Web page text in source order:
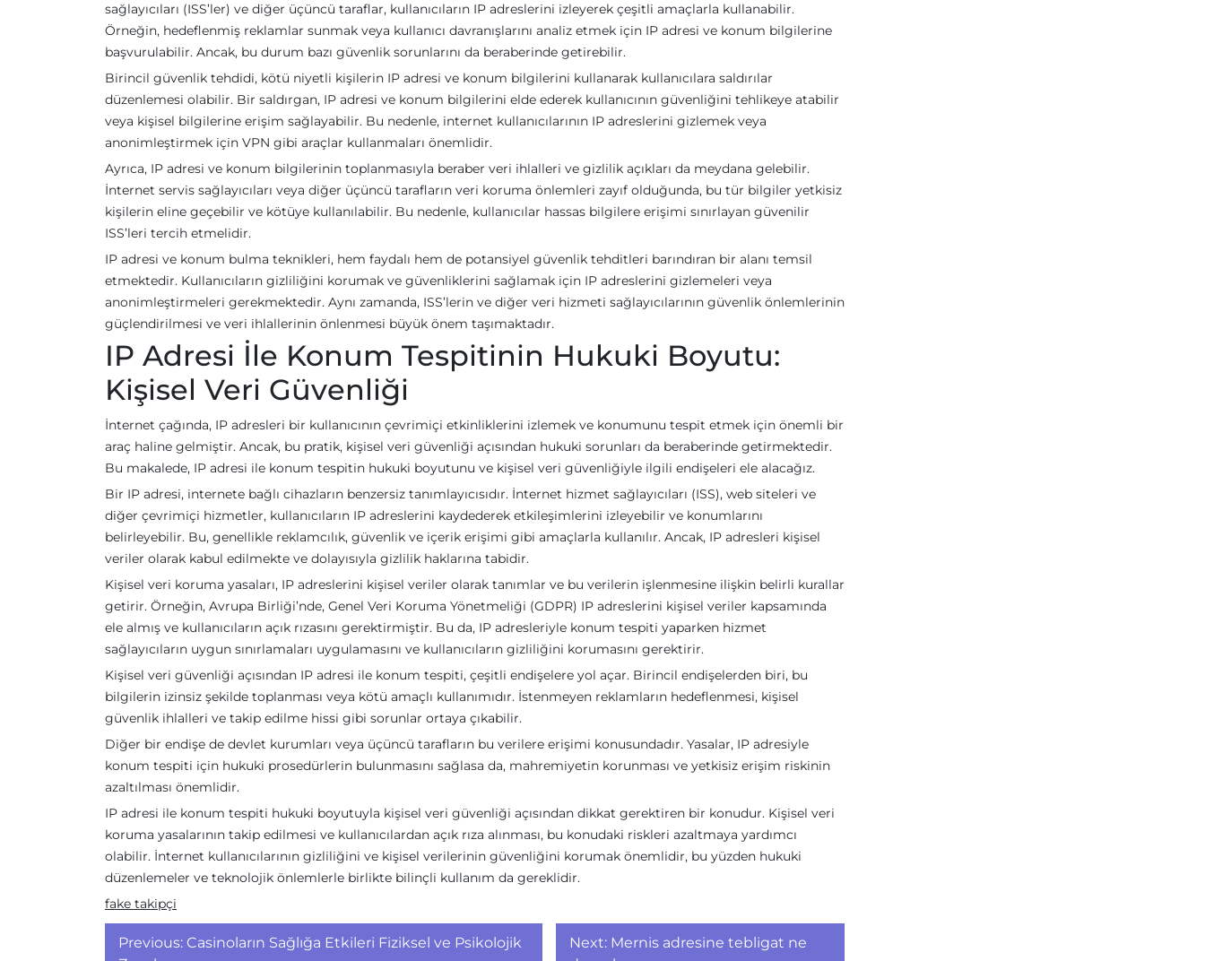
sağlayıcıları (ISS’ler) ve diğer üçüncü taraflar, kullanıcıların IP adreslerini izleyerek çeşitli amaçlarla kullanabilir.
Örneğin, hedeflenmiş reklamlar sunmak veya kullanıcı davranışlarını analiz etmek için IP adresi ve konum bilgilerine
başvurulabilir. Ancak, bu durum bazı güvenlik sorunlarını da beraberinde getirebilir.
Birincil güvenlik tehdidi, kötü niyetli kişilerin IP adresi ve konum bilgilerini kullanarak kullanıcılara saldırılar
düzenlemesi olabilir. Bir saldırgan, IP adresi ve konum bilgilerini elde ederek kullanıcının güvenliğini tehlikeye atabilir
veya kişisel bilgilerine erişim sağlayabilir. Bu nedenle, internet kullanıcılarının IP adreslerini gizlemek veya
anonimleştirmek için VPN gibi araçlar kullanmaları önemlidir.
Ayrıca, IP adresi ve konum bilgilerinin toplanmasıyla beraber veri ihlalleri ve gizlilik açıkları da meydana gelebilir.
İnternet servis sağlayıcıları veya diğer üçüncü tarafların veri koruma önlemleri zayıf olduğunda, bu tür bilgiler yetkisiz
kişilerin eline geçebilir ve kötüye kullanılabilir. Bu nedenle, kullanıcılar hassas bilgilere erişimi sınırlayan güvenilir
ISS’leri tercih etmelidir.
IP adresi ve konum bulma teknikleri, hem faydalı hem de potansiyel güvenlik tehditleri barındıran bir alanı temsil
etmektedir. Kullanıcıların gizliliğini korumak ve güvenliklerini sağlamak için IP adreslerini gizlemeleri veya
anonimleştirmeleri gerekmektedir. Aynı zamanda, ISS’lerin ve diğer veri hizmeti sağlayıcılarının güvenlik önlemlerinin
güçlendirilmesi ve veri ihlallerinin önlenmesi büyük önem taşımaktadır.
IP Adresi İle Konum Tespitinin Hukuki Boyutu:
Kişisel Veri Güvenliği
İnternet çağında, IP adresleri bir kullanıcının çevrimiçi etkinliklerini izlemek ve konumunu tespit etmek için önemli bir
araç haline gelmiştir. Ancak, bu pratik, kişisel veri güvenliği açısından hukuki sorunları da beraberinde getirmektedir.
Bu makalede, IP adresi ile konum tespitin hukuki boyutunu ve kişisel veri güvenliğiyle ilgili endişeleri ele alacağız.
Bir IP adresi, internete bağlı cihazların benzersiz tanımlayıcısıdır. İnternet hizmet sağlayıcıları (ISS), web siteleri ve
diğer çevrimiçi hizmetler, kullanıcıların IP adreslerini kaydederek etkileşimlerini izleyebilir ve konumlarını
belirleyebilir. Bu, genellikle reklamcılık, güvenlik ve içerik erişimi gibi amaçlarla kullanılır. Ancak, IP adresleri kişisel
veriler olarak kabul edilmekte ve dolayısıyla gizlilik haklarına tabidir.
Kişisel veri koruma yasaları, IP adreslerini kişisel veriler olarak tanımlar ve bu verilerin işlenmesine ilişkin belirli kurallar
getirir. Örneğin, Avrupa Birliği’nde, Genel Veri Koruma Yönetmeliği (GDPR) IP adreslerini kişisel veriler kapsamında
ele almış ve kullanıcıların açık rızasını gerektirmiştir. Bu da, IP adresleriyle konum tespiti yaparken hizmet
sağlayıcıların uygun sınırlamaları uygulamasını ve kullanıcıların gizliliğini korumasını gerektirir.
Kişisel veri güvenliği açısından IP adresi ile konum tespiti, çeşitli endişelere yol açar. Birincil endişelerden biri, bu
bilgilerin izinsiz şekilde toplanması veya kötü amaçlı kullanımıdır. İstenmeyen reklamların hedeflenmesi, kişisel
güvenlik ihlalleri ve takip edilme hissi gibi sorunlar ortaya çıkabilir.
Diğer bir endişe de devlet kurumları veya üçüncü tarafların bu verilere erişimi konusundadır. Yasalar, IP adresiyle
konum tespiti için hukuki prosedürlerin bulunmasını sağlasa da, mahremiyetin korunması ve yetkisiz erişim riskinin
azaltılması önemlidir.
IP adresi ile konum tespiti hukuki boyutuyla kişisel veri güvenliği açısından dikkat gerektiren bir konudur. Kişisel veri
koruma yasalarının takip edilmesi ve kullanıcılardan açık rıza alınması, bu konudaki riskleri azaltmaya yardımcı
olabilir. İnternet kullanıcılarının gizliliğini ve kişisel verilerinin güvenliğini korumak önemlidir, bu yüzden hukuki
düzenlemeler ve teknolojik önlemlerle birlikte bilinçli kullanım da gereklidir.
fake takipçi
Yazı
Previous: Casinoların Sağlığa Etkileri Fiziksel ve Psikolojik
Next: Mernis adresine tebligat ne